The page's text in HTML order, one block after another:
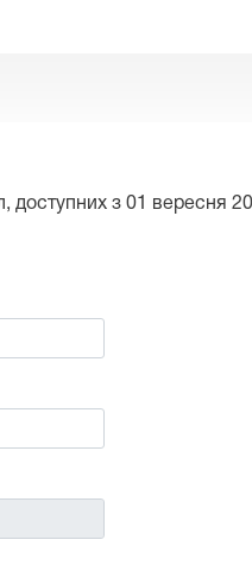
доступних з 01 вересня